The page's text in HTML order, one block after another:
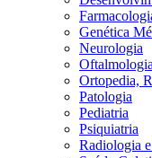
Genética
Neurologia
Ortopedia,
Patologia
Pediatria
Psiquiatria
Radiologia